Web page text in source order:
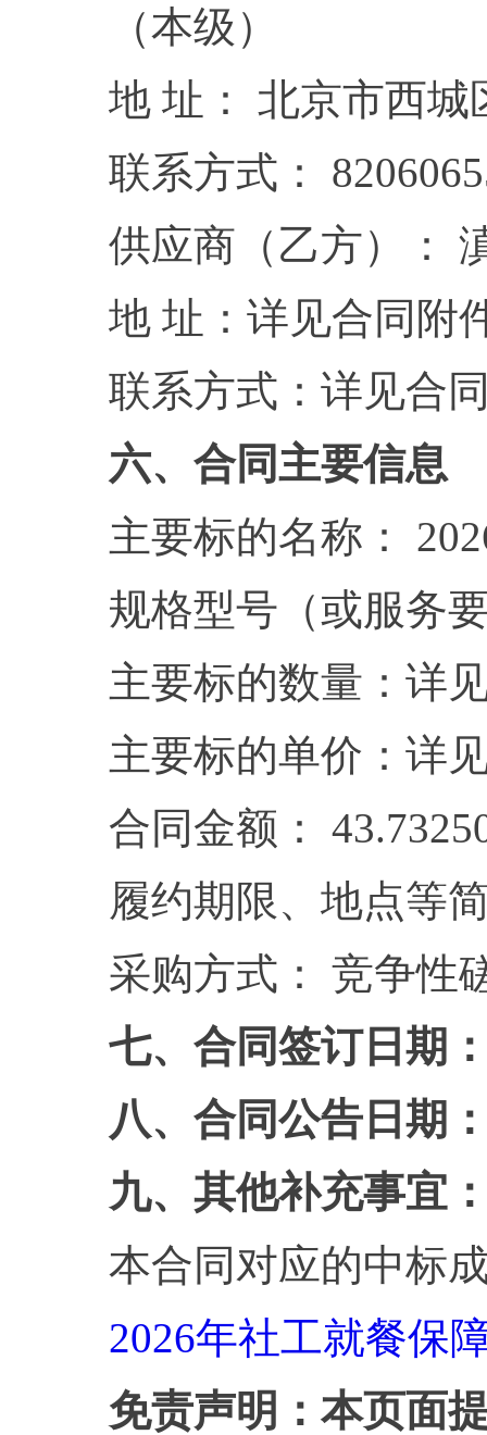
（本级）
地 址： 北京市西城
联系方式：
供应商（乙方）：
地 址：详见合同附
联系方式：详见合
六、合同主要信息
主要标的名称：
规格型号（或服务
主要标的数量：详
主要标的单价：详
合同金额：
履约期限、地点等
采购方式： 竞争性
七、合同签订日期
八、合同公告日期
九、其他补充事宜
本合同对应的中标
2026年社工就餐保
免责声明：本页面